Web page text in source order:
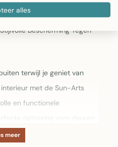
Bescherming Tegen
terwijl je geniet van
met de Sun-Arts
en functionele
oplossing voor deuren
als buitenshuis.
meer
alles